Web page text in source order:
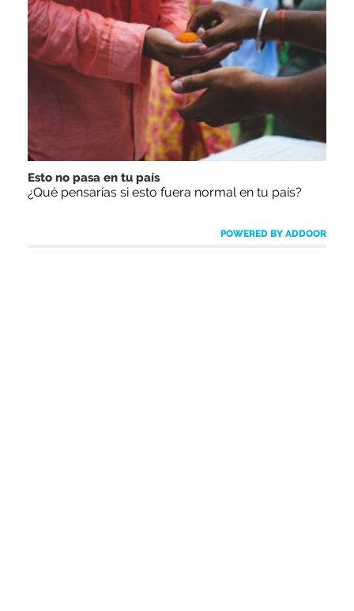
Esto no pasa en tu país
¿Qué pensarías si esto fuera normal en tu país?
POWERED BY ADDOOR